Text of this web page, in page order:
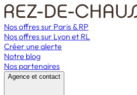
Nos offres sur Paris & RP
Nos offres sur Lyon et RL
Créer une alerte
Notre blog
Nos partenaires
Agence et contact